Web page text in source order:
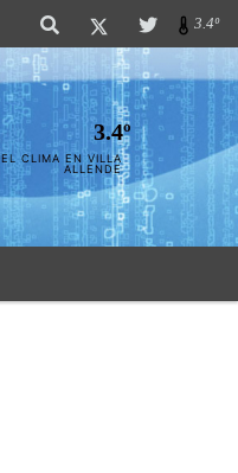
3.4º
3.4º
EL CLIMA EN VILLA
ALLENDE